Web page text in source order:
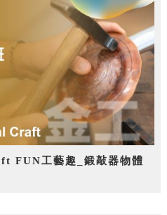
FUN工藝趣_鍛敲器物體